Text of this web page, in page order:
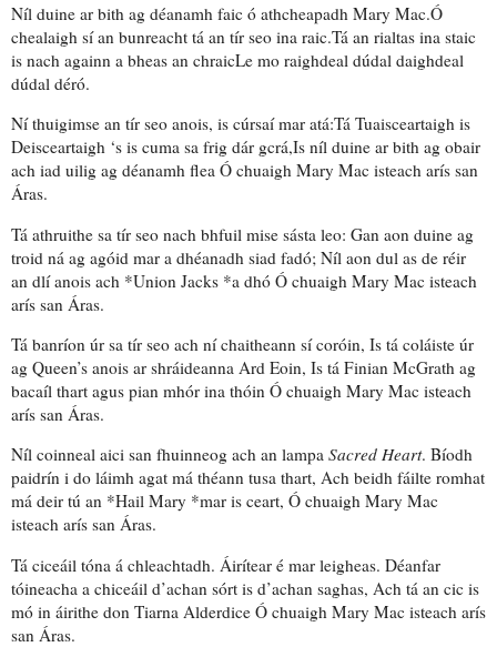
Níl duine ar bith ag déanamh faic ó athcheapadh Mary Mac.Ó
chealaigh sí an bunreacht tá an tír seo ina raic.Tá an rialtas ina staic
is nach againn a bheas an chraicLe mo raighdeal dúdal daighdeal
dúdal déró.
Ní thuigimse an tír seo anois, is cúrsaí mar atá:Tá Tuaisceartaigh is
Deisceartaigh ‘s is cuma sa frig dár gcrá,Is níl duine ar bith ag obair
ach iad uilig ag déanamh flea Ó chuaigh Mary Mac isteach arís san
Áras.
Tá athruithe sa tír seo nach bhfuil mise sásta leo: Gan aon duine ag
troid ná ag agóid mar a dhéanadh siad fadó; Níl aon dul as de réir
an dlí anois ach *Union Jacks *a dhó Ó chuaigh Mary Mac isteach
arís san Áras.
Tá banríon úr sa tír seo ach ní chaitheann sícoróin, Is tá coláiste úr
ag Queen’s anois ar shráideanna Ard Eoin, Is tá Finian McGrath ag
bacaíl thart agus pian mhór ina thóin Ó chuaigh Mary Mac isteach
arís san Áras.
Níl coinneal aici san fhuinneog ach an lampa Sacred Heart. Bíodh
paidrín i do láimh agat má théann tusa thart, Ach beidh fáilte romhat
má deir tú an *Hail Mary *mar is ceart, Ó chuaigh Mary Mac
isteach arís san Áras.
Tá ciceáil tóna á chleachtadh. Áirítear é mar leigheas. Déanfar
tóineacha a chiceáil d’achan sórt is d’achan saghas, Ach tá an cic is
mó in áirithe don Tiarna Alderdice Ó chuaigh Mary Mac isteach arís
san Áras.